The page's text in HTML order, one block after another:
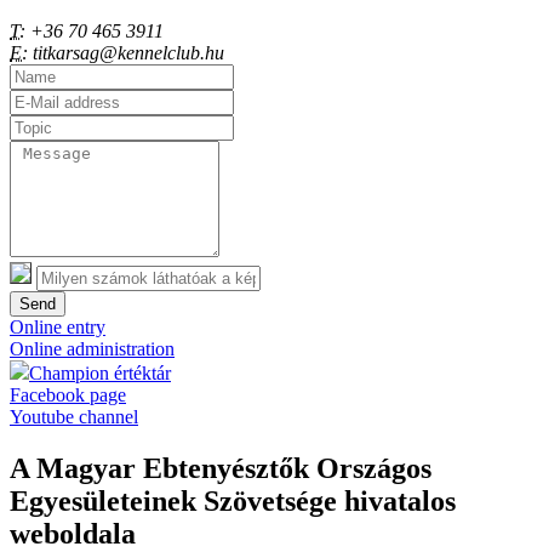
T: +36 70 465 3911
E: titkarsag@kennelclub.hu
Send
Online entry
Online administration
Champion értéktár
Facebook page
Youtube channel
A Magyar Ebtenyésztők Országos
Egyesületeinek Szövetsége hivatalos
weboldala